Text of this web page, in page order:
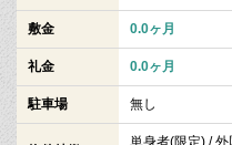
敷金 0.0ヶ月
礼金 0.0ヶ月
駐車場 無し
単身者(限定) /